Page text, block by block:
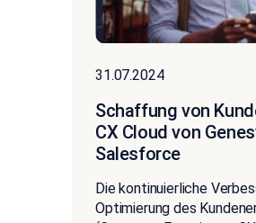
31.07.2024
Schaffung von
CX Cloud von
Salesforce
Die kontinuierliche
Optimierung des